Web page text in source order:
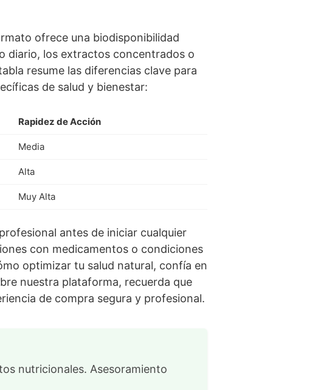
ofrece una biodisponibilidad
diario, los extractos concentrados o
resume las diferencias clave para
de salud y bienestar:
Rapidez de Acción
Media
Alta
Muy Alta
antes de iniciar cualquier
con medicamentos o condiciones
optimizar tu salud natural, confía en
nuestra plataforma, recuerda que
de compra segura y profesional.
nutricionales. Asesoramiento